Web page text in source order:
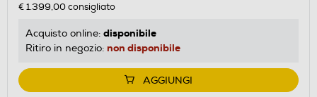
€ 1.399,00consigliato
Acquisto online: disponibile
Ritiro in negozio: non disponibile
AGGIUNGI